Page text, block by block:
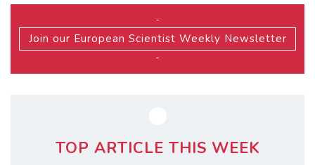
-
Join our European Scientist Weekly Newsletter
-
TOP ARTICLE THIS WEEK